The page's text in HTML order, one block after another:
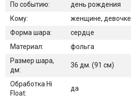
По событию:
день рождения
Кому:
женщине, девочке
Форма шара:
сердце
Материал:
фольга
Размер шара,
дм:
36 дм. (91 см)
Обработка Hi
Float:
да